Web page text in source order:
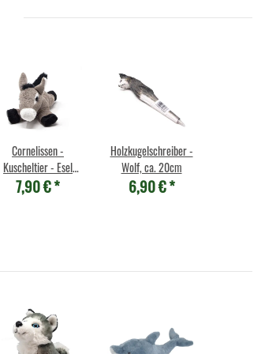
Cornelissen -
Kuscheltier - Esel
liegend 17cm
7,90 €*
Holzkugelschreiber -
Wolf, ca. 20cm
6,90 €*